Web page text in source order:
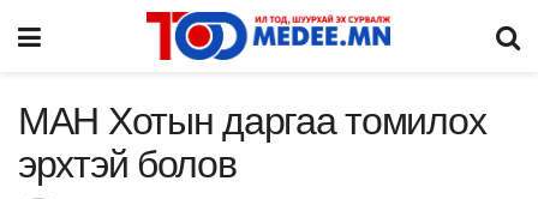
МАН Хотын даргаа томилох
эрхтэй болов